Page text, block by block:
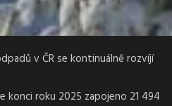
v ČR se kontinuálně rozvíjí
konci roku 2025 zapojeno 21 494